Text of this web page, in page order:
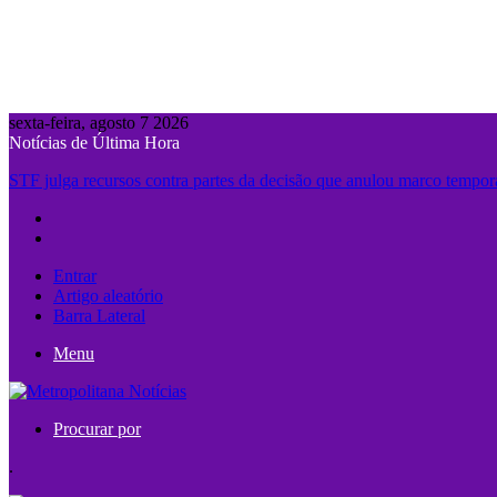
sexta-feira, agosto 7 2026
Notícias de Última Hora
STF julga recursos contra partes da decisão que anulou marco
Entrar
Artigo aleatório
Barra Lateral
Menu
Procurar por
.